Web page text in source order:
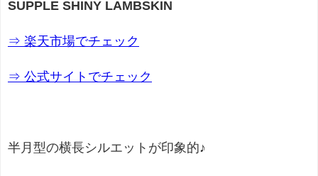
SUPPLE SHINY LAMBSKIN
⇒ 楽天市場でチェック
⇒ 公式サイトでチェック
半月型の横長シルエットが印象的♪